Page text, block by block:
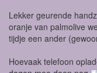
Lekker geurende
oranje van palmolive
tijdje een ander
Hoevaak telefoon